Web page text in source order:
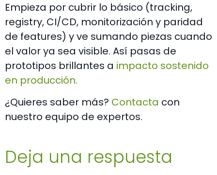
Empieza por cubrir lo básico (tracking,
registry, CI/CD, monitorización y paridad
de features) y ve sumando piezas cuando
el valor ya sea visible. Así pasas de
prototipos brillantes a impacto sostenido
en producción.
¿Quieres saber más? Contacta con
nuestro equipo de expertos.
Deja una respuesta